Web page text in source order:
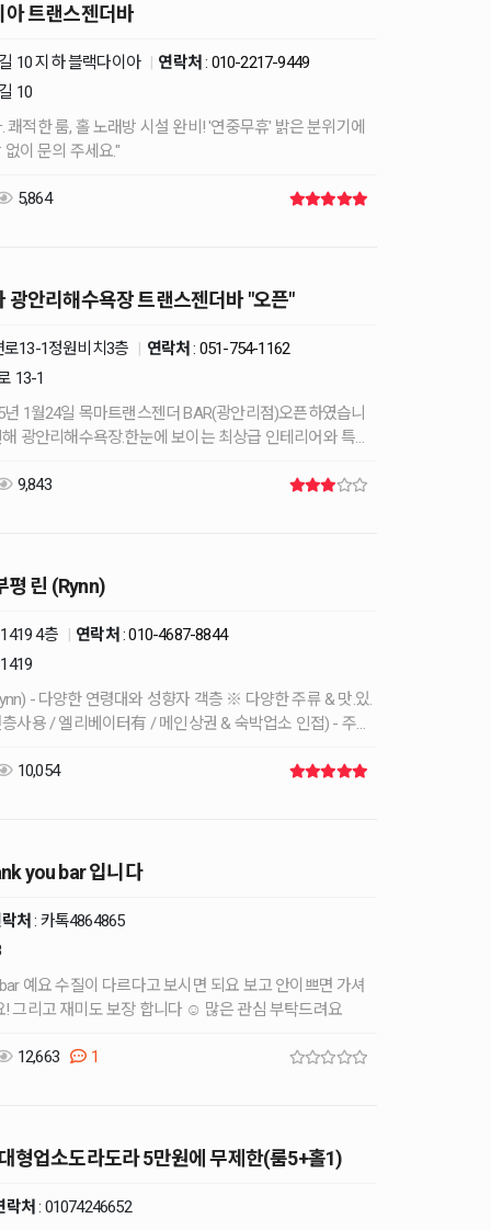
트랜스젠더바
10 지하 블랙다이아 | 연락처 : 010-2217-9449
10
에
든 부담 없이 문의 주세요."
5,864
광안리해수욕장 트랜스젠더바 "오픈"
13-1정원비치3층 | 연락처 : 051-754-1162
13-1
1월24일 목마트랜스젠더 BAR(광안리점)오픈하였습니
광안리해수욕장.한눈에 보이는 최상급 인테리어와 특수
9,843
평 린 (Rynn)
4층 | 연락처 :010-4687-8844
& 맛.있.
10,054
you bar 입니다
처 : 카톡4864865
고 안이쁘면 가셔
있어요! 그리고 재미도 보장 합니다 ☺️ 많은 관심 부탁드려요
12,663 1
형업소도라도라 5만원에 무제한(룸5+홀1)
락처 : 01074246652